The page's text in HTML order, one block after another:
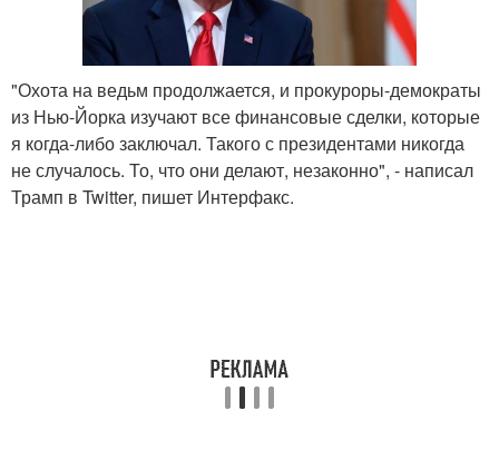
"Охота на ведьм продолжается, и прокуроры-демократы
из Нью-Йорка изучают все финансовые сделки, которые
я когда-либо заключал. Такого с президентами никогда
не случалось. То, что они делают, незаконно", - написал
Трамп в Twitter, пишет Интерфакс.